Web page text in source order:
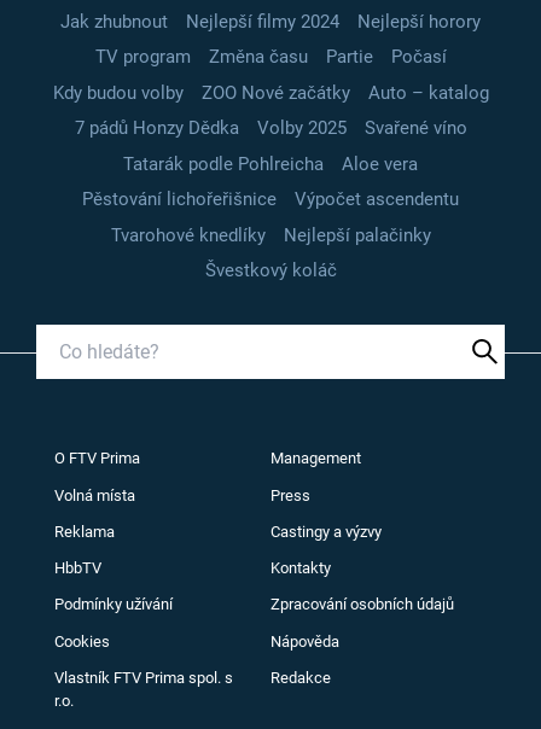
Jak zhubnout Nejlepší filmy 2024
Nejlepší horory
TV program
Změna času Partie
Počasí
Kdy budou volby
ZOO Nové začátky
Auto – katalog
7 pádů Honzy Dědka
Volby 2025
Svařené víno
Tatarák podle Pohlreicha
Aloe vera
Pěstování lichořeřišnice
Výpočet ascendentu
Tvarohové knedlíky
Nejlepší palačinky
Švestkový koláč
O FTV Prima Management
Volná místa Press
Reklama Castingy a výzvy
HbbTV Kontakty
Podmínky užívání Zpracování osobních údajů
Cookies Nápověda
Vlastník FTV Prima spol. s
r.o.
Redakce